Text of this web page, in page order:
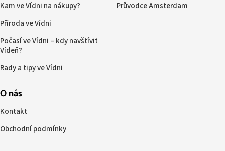
Kam ve Vídni na nákupy?
Příroda ve Vídni
Počasí ve Vídni – kdy navštívit
Vídeň?
Rady a tipy ve Vídni
Průvodce Amsterdam
O nás
Kontakt
Obchodní podmínky